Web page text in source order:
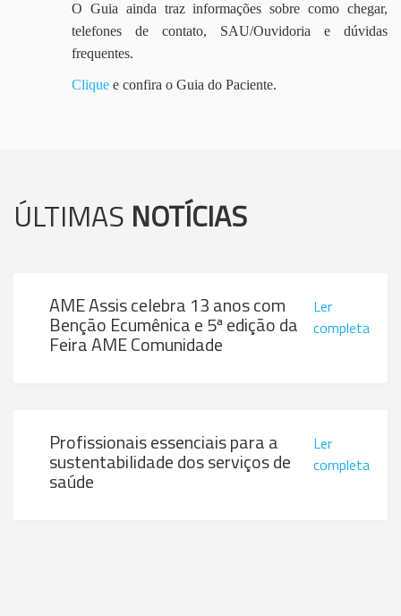
O Guia ainda traz informações sobre como chegar,
telefones de contato, SAU/Ouvidoria e dúvidas
frequentes.
Clique e confira o Guia do Paciente.
ÚLTIMAS NOTÍCIAS
AME Assis celebra 13 anos com
Benção Ecumênica e 5ª edição da
Feira AME Comunidade
Ler
completa
Profissionais essenciais para a
sustentabilidade dos serviços de
saúde
Ler
completa